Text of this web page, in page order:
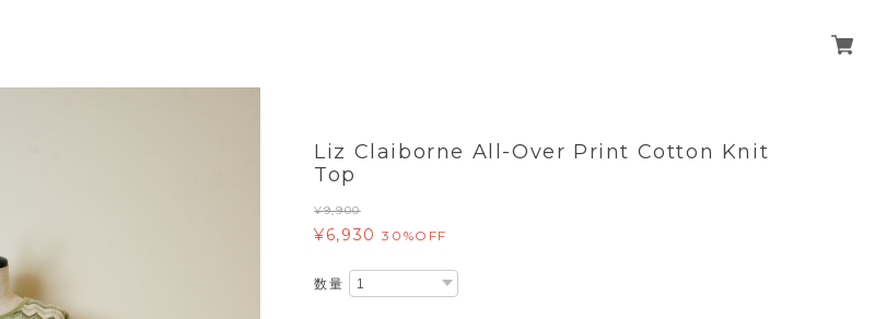
Liz Claiborne All-Over Print Cotton Knit
Top
¥9,900
¥6,930 30%OFF
数量